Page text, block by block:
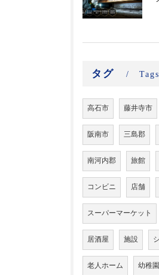
タグ Tags
高石市 藤井寺市
阪南市 三島郡
南河内郡 旅館
コンビニ 店舗
スーパーマーケット
居酒屋 施設
老人ホーム 幼稚園